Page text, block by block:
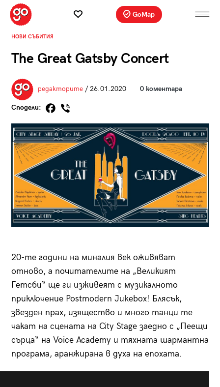
GoMap
НОВИ СЪБИТИЯ
The Great Gatsby Concert
редакторите/ 26.01.2020 0 коментара
Сподели:
20-те години на миналия век оживяват
отново, а почитателите на „Вели­кият
Гетсби“ ще ги изживеят с музикалното
приключение Postmodern Jukebox! Блясък,
звезден прах, изящество и много танци те
чакат на сцената на City Stage заедно с „Пеещи
сърца“ на Voice Academy и тяхната шармантна
програма, аранжирана в духа на епохата.